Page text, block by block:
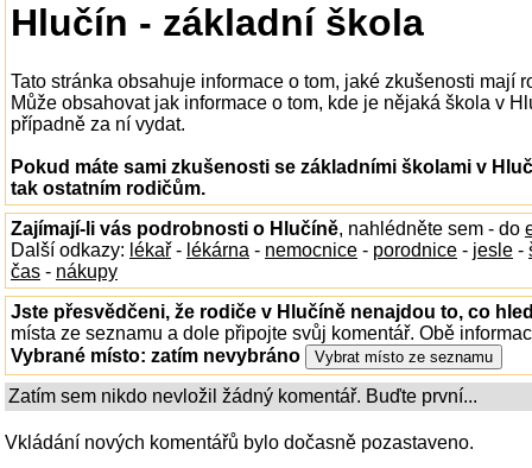
Hlučín - základní škola
Tato stránka obsahuje informace o tom, jaké zkušenosti mají
Může obsahovat jak informace o tom, kde je nějaká škola v
případně za ní vydat.
Pokud máte sami zkušenosti se základními školami v
tak ostatním rodičům.
Zajímají-li vás podrobnosti o Hlučíně, nahlédněte sem - do
Další odkazy: lékař - lékárna - nemocnice - porodnice - jesle -
čas - nákupy
Jste přesvědčeni, že rodiče v Hlučíně nenajdou to, co
místa ze seznamu a dole připojte svůj komentář. Obě
Vybrané místo: zatím nevybráno
Zatím sem nikdo nevložil žádný komentář. Buďte první...
Vkládání nových komentářů bylo dočasně pozastaveno.